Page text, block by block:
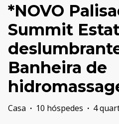
*NOVO
Summit
Banheira de
Casa · 10 hóspedes · 4